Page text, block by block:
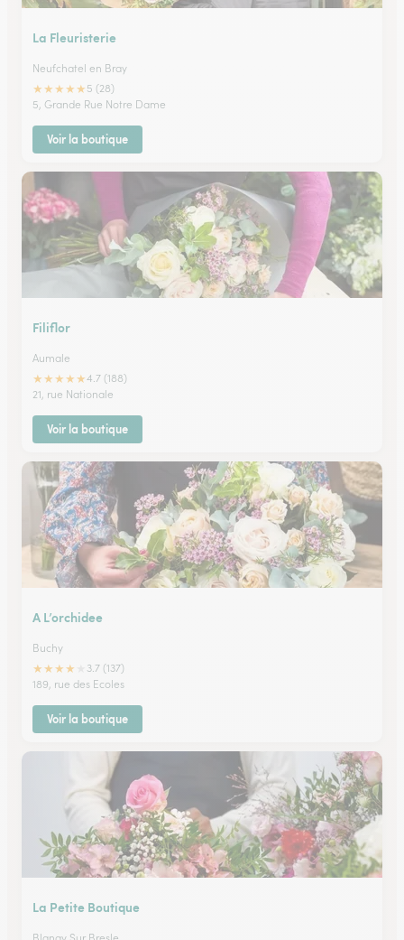
La Fleuristerie
Neufchatel en Bray
★★★★★ 5 (28)
5, Grande Rue Notre Dame
Voir la boutique
Filiflor
Aumale
★★★★★4.7 (188)
21, rue Nationale
Voir la boutique
A L’orchidee
Buchy
★★★★
3.7 (137)
189, rue des Ecoles
Voir la boutique
La Petite Boutique